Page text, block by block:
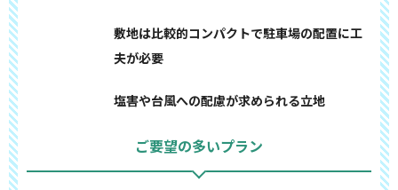
敷地は比較的コンパクトで駐車場の配置に工
夫が必要
塩害や台風への配慮が求められる立地
ご要望の多いプラン